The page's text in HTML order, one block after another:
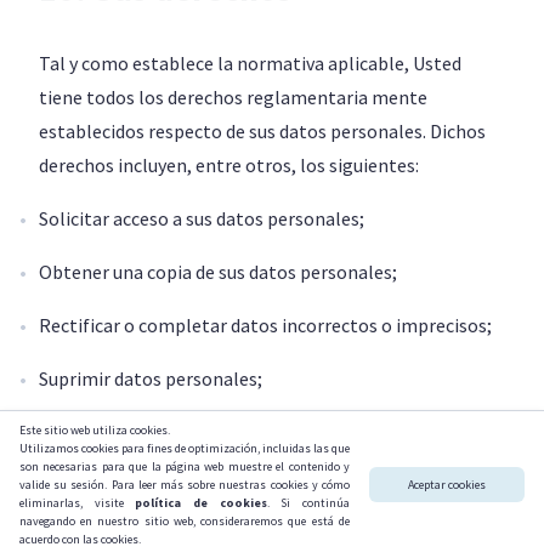
Tal y como establece la normativa aplicable, Usted
tiene todos los derechos reglamentaria mente
establecidos respecto de sus datos personales. Dichos
derechos incluyen, entre otros, los siguientes:
Solicitar acceso a sus datos personales;
Obtener una copia de sus datos personales;
Rectificar o completar datos incorrectos o imprecisos;
Suprimir datos personales;
Restringir el tratamiento de sus datos personales;
Migración de sus datos personales;
Oponerse al procesamiento de los datos personales,
Este sitio web utiliza cookies.
Utilizamos cookies para fines de optimización, incluidas las que
son necesarias para que la página web muestre el contenido y
valide su sesión. Para leer más sobre nuestras cookies y cómo
eliminarlas, visite política de cookies. Si continúa
navegando en nuestro sitio web, consideraremos que está de
acuerdo con las cookies.
Aceptar cookies